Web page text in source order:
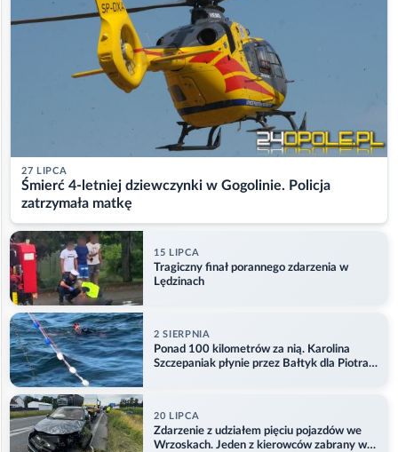
27 LIPCA
Śmierć 4-letniej dziewczynki w Gogolinie. Policja
zatrzymała matkę
15 LIPCA
Tragiczny finał porannego zdarzenia w
Lędzinach
2 SIERPNIA
Ponad 100 kilometrów za nią. Karolina
Szczepaniak płynie przez Bałtyk dla Piotra.
20 LIPCA
Zdarzenie z udziałem pięciu pojazdów we
Wrzoskach. Jeden z kierowców zabrany w